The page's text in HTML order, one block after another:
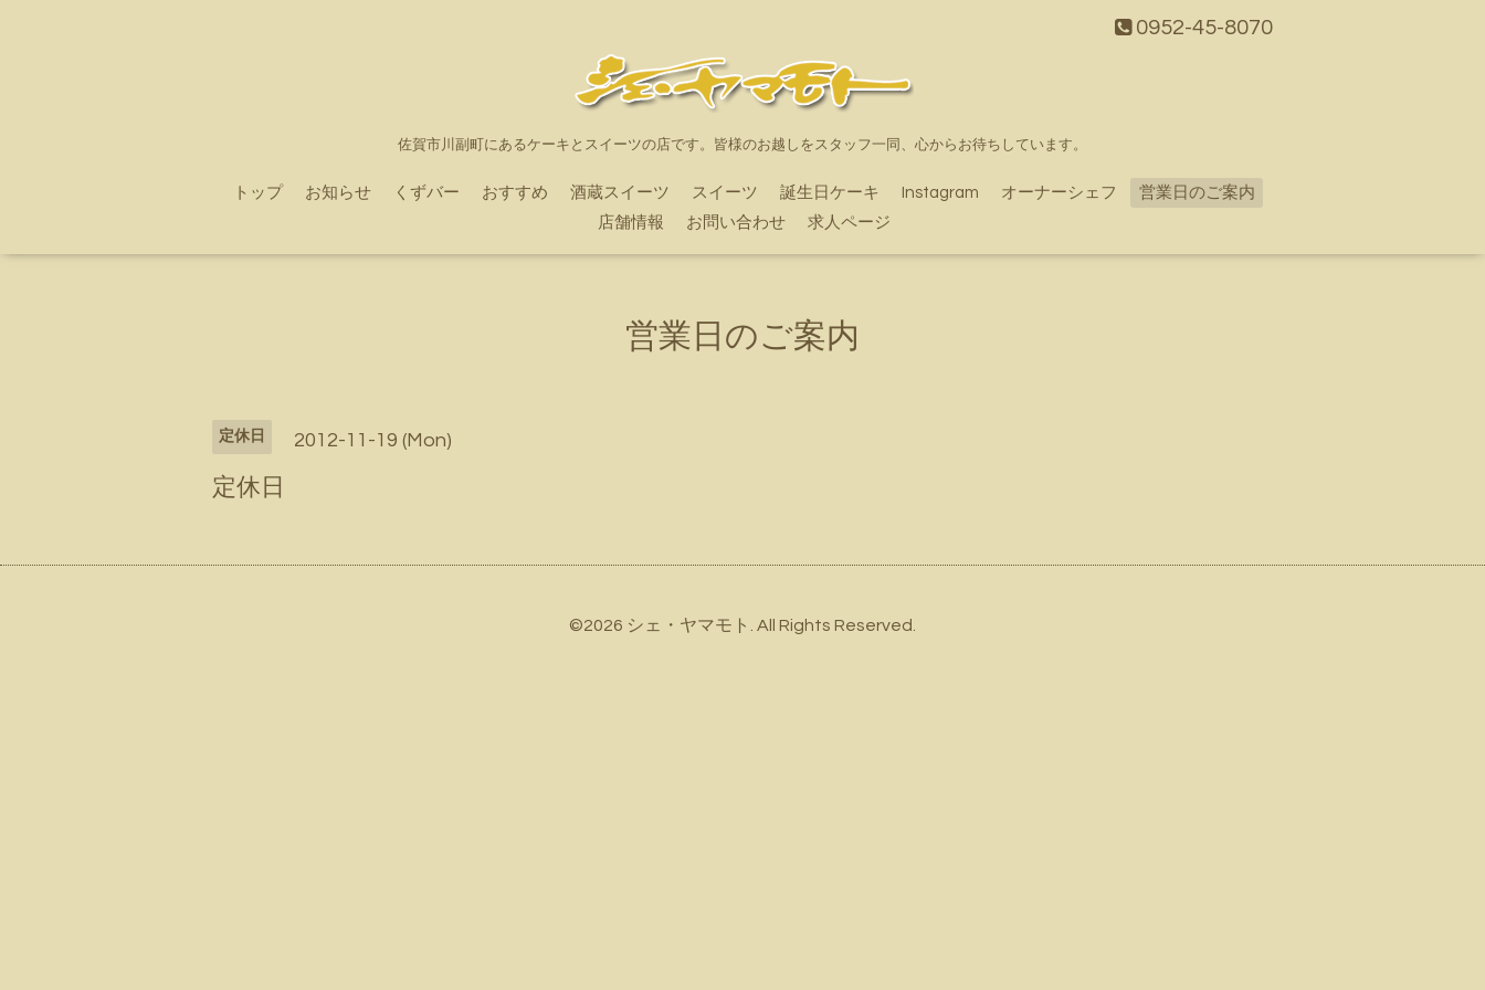
0952-45-8070
佐賀市川副町にあるケーキとスイーツの店です。皆様のお越しをスタッフ一同、心からお待ちしています。
トップ お知らせ くずバー おすすめ 酒蔵スイーツ スイーツ 誕生日ケーキ Instagram オーナーシェフ
営業日のご案内
店舗情報
お問い合わせ 求人ページ
営業日のご案内
定休日 2012-11-19 (Mon)
定休日
©2026 シェ・ヤマモト . All Rights Reserved.